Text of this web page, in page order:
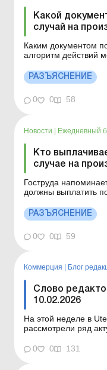
Какой
случай на
Каким документом
алгоритм действий
ссылкой на
профессиональное
предприятии: как
РАЗЪЯСНЕНИЕ
0 0 58
Новости | Ежедневный
Кто
случае на
Гоструда
должны выплатить
на производстве. Больше по
на предприятии: как
временной
несчастного случая
РАЗЪЯСНЕНИЕ
0 0 59
Коммерция Блог
Слово
10.02.2026
На этой неделе в
рассмотрели ряд
этой неделе в
Вкратце ознакомлю
0 0 131